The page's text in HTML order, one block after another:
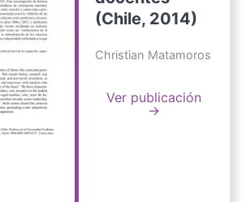
(Chile, 2014)
Christian Matamoros
Ver publicación
→